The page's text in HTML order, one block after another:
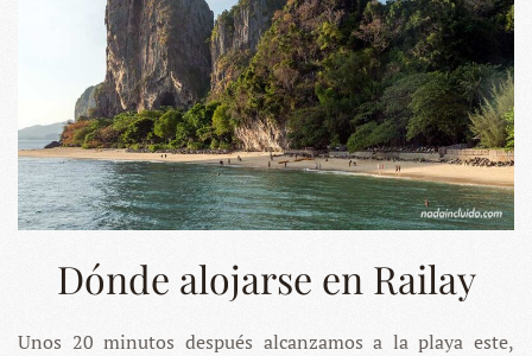
Dónde alojarse en Railay
Unos 20 minutos después alcanzamos a la playa este,